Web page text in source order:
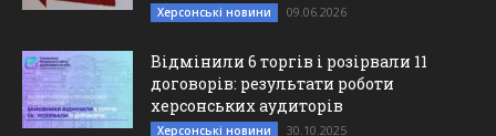
Херсонські новини 09.06.2026
Відмінили 6 торгів і розірвали 11
договорів: результати роботи
херсонських аудиторів
Херсонські новини 30.10.2025